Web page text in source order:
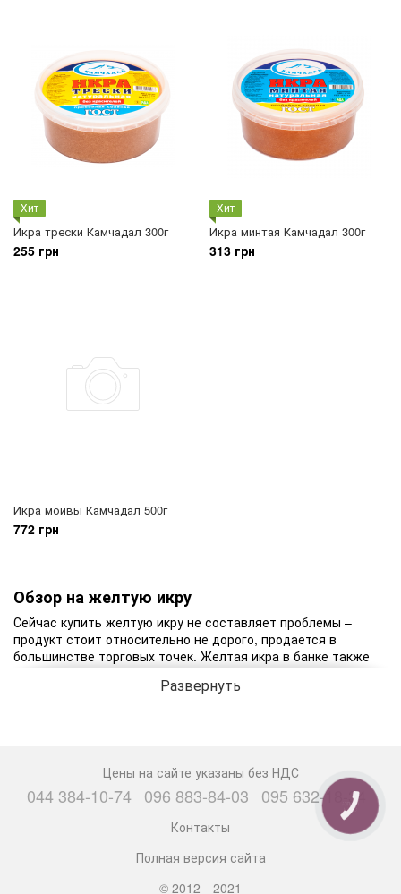
Хит
Икра трески Камчадал 300г
255 грн
Хит
Икра минтая Камчадал 300г
313 грн
Икра мойвы Камчадал 500г
772 грн
Обзор на желтую икру
Сейчас купить желтую икру не составляет проблемы –
продукт стоит относительно не дорого, продается в
большинстве торговых точек. Желтая икра в банке также
называется частиковой, обладает желтоватым оттенком,
зернистостью. Продукт является таким же полезным, как и
Наиболее распространенными видами частикового
морепродукта считаются икра минтая , мойвы, сайды и
трески. Реже встречается икра воблы, лещей, судака.
Промышленное производство предполагает протирание
добытого деликатеса с помощью сита, после его
засаливания. Получается готовая пробойная икра.
Развернуть
Цены на сайте указаны без НДС
044 384-10-74 096 883-84-03 095 632-18-34
Контакты
Полная версия сайта
© 2012—2021
КНОПКА
СВЯЗИ